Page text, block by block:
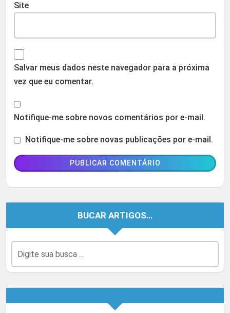
Site
Salvar meus dados neste navegador para a próxima
vez que eu comentar.
Notifique-me sobre novos comentários por e-mail.
Notifique-me sobre novas publicações por e-mail.
BUCAR ARTIGOS…